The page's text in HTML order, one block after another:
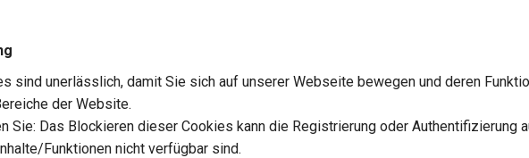
sind unerlässlich, damit Sie sich auf unserer Webseite bewegen und deren
der Website.
Sie: Das Blockieren dieser Cookies kann die Registrierung oder Authentifizierung
Funktionen nicht verfügbar sind.